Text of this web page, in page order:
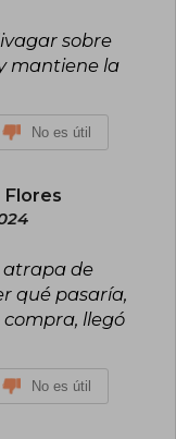
sobre
mantiene la
No es útil
atrapa de
qué pasaría,
llegó
No es útil